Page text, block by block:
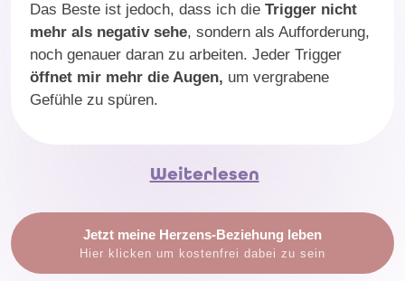
Das Beste ist jedoch, dass ich die Trigger nicht
mehr als negativ sehe, sondern als Aufforderung,
noch genauer daran zu arbeiten. Jeder Trigger
öffnet mir mehr die Augen, um vergrabene
Gefühle zu spüren.
Weiterlesen
Jetzt meine Herzens-Beziehung leben
Hier klicken um kostenfrei dabei zu sein